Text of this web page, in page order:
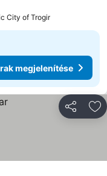
City of Trogir
megjelenítése